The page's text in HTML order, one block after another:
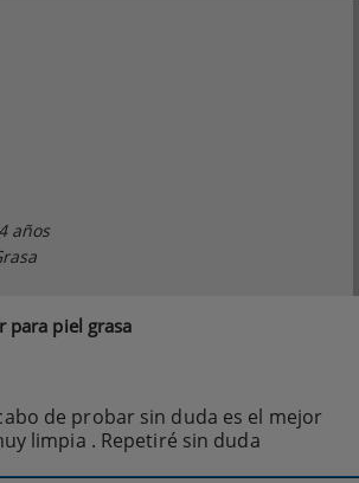
años
para piel grasa
de probar sin duda es el mejor
limpia . Repetiré sin duda